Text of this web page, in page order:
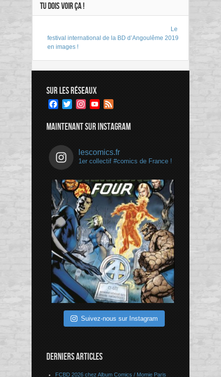
TU DOIS VOIR ÇA !
Le
festival international de la BD d’Angoulême 2019
en images !
SUR LES RÉSEAUX
Facebook
TwitterInstagramYouTube
MAINTENANT SUR INSTAGRAM
lescomics.fr
1er collectif #comics de France !
Suivez-nous sur Instagram
DERNIERS ARTICLES
FCBD 2026 chez Album Comics / Momie Paris